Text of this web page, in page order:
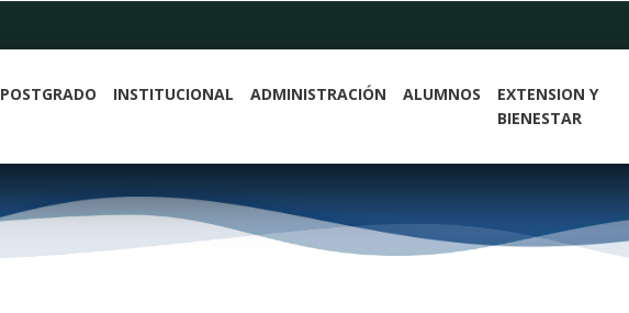
POSTGRADO INSTITUCIONAL ADMINISTRACIÓN ALUMNOS
EXTENSION Y
BIENESTAR